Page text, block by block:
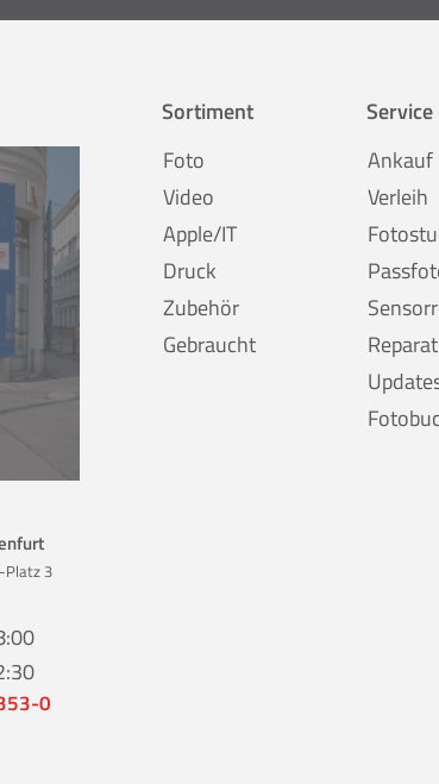
Platz 3
0
Sortiment
Foto
Video
Apple/IT
Druck
Zubehör
Gebraucht
Service
Ankauf
Verleih